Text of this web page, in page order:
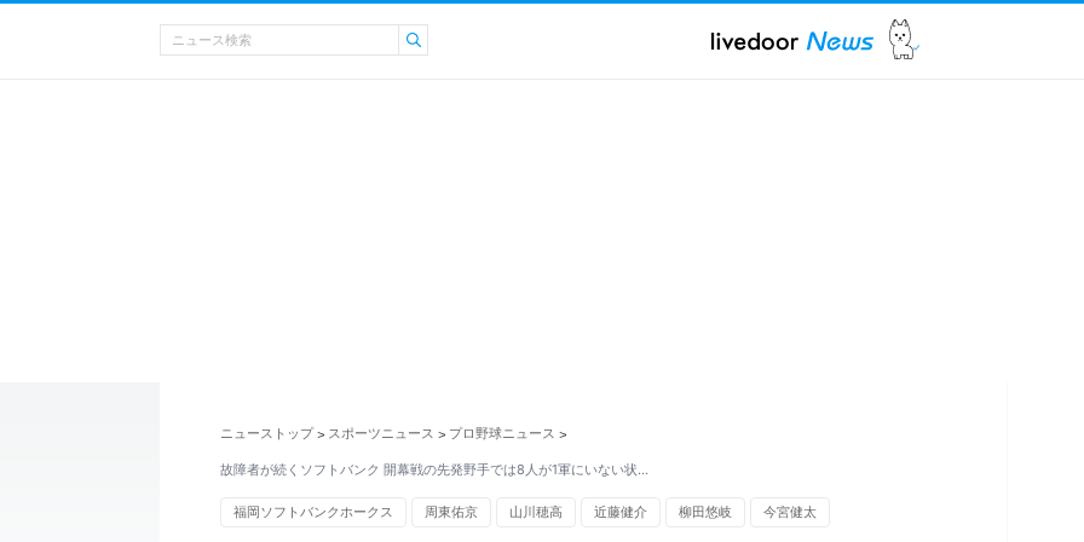
ニューストップ > スポーツニュース > プロ野球ニュース >
故障者が続くソフトバンク 開幕戦の先発野手では8人が1軍にいない状…
福岡ソフトバンクホークス 周東佑京 山川穂高 近藤健介 柳田悠岐 今宮健太